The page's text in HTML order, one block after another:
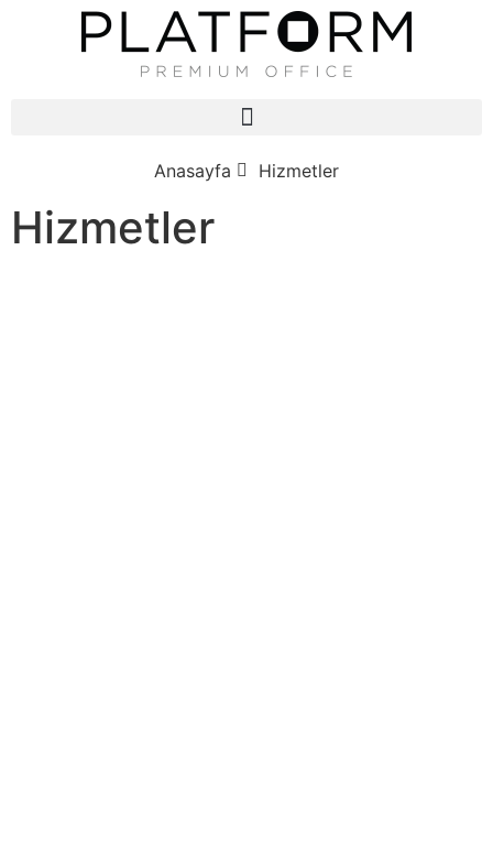
Anasayfa Hizmetler
Hizmetler